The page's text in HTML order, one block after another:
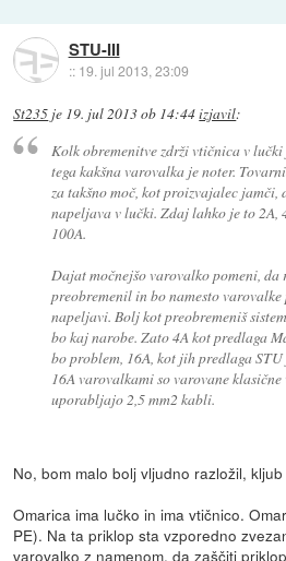
STU-III
:: 19. jul 2013, 23:09
St235 je 19. jul 2013 ob 14:44izjavil:
Kolk obremenitve zdrži vtičnica v
tega kakšna varovalka je noter.
za takšno moč, kot proizvajalec jamči,
napeljava v lučki. Zdaj lahko je to 2A,
100A.
Dajat močnejšo varovalko pomeni, da
preobremenil in bo namesto
napeljavi. Bolj kot preobremeniš
bo kaj narobe. Zato 4A kot predlaga
bo problem, 16A, kot jih predlaga
16A varovalkami so varovane
uporabljajo 2,5 mm2 kabli.
No, bom malo bolj vljudno razložil,
Omarica ima lučko in ima vtičnico.
PE). Na ta priklop sta vzporedno
varovalko z namenom, da zaščiti